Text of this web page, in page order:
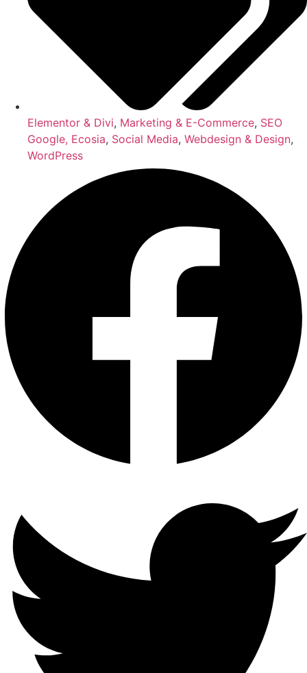
Elementor & Divi, Marketing & E-Commerce, SEO
Google, Ecosia, Social Media, Webdesign & Design,
WordPress